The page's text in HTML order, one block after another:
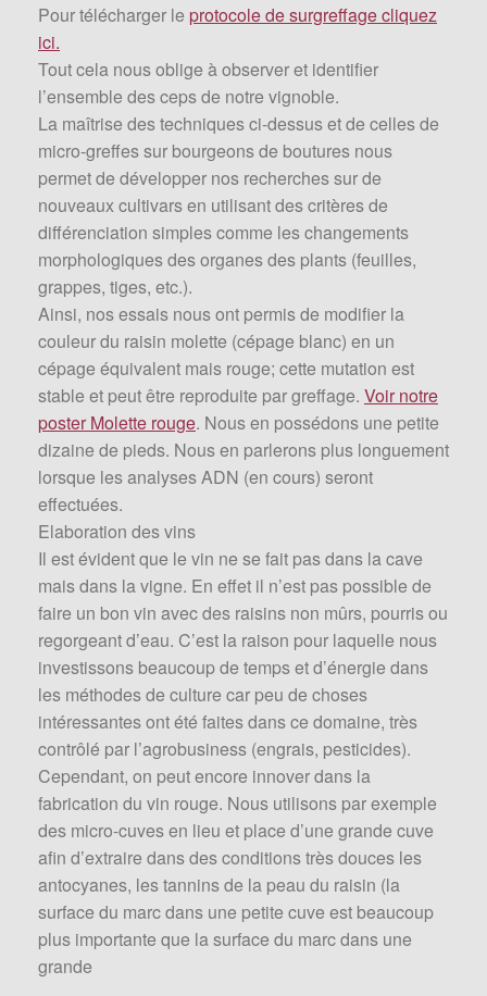
Pour télécharger le protocole de surgreffage cliquez
ici.
Tout cela nous oblige à observer et identifier
l’ensemble des ceps de notre vignoble.
La maîtrise des techniques ci-dessus et de celles de
micro-greffes sur bourgeons de boutures nous
permet de développer nos recherches sur de
nouveaux cultivars en utilisant des critères de
différenciation simples comme les changements
morphologiques des organes des plants (feuilles,
grappes, tiges, etc.).
Ainsi, nos essais nous ont permis de modifier la
couleur du raisin molette (cépage blanc) en un
cépage équivalent mais rouge; cette mutation est
stable et peut être reproduite par greffage. Voir notre
poster Molette rouge. Nous en possédons une petite
dizaine de pieds. Nous en parlerons plus longuement
lorsque les analyses ADN (en cours) seront
effectuées.
Elaboration des vins
Il est évident que le vin ne se fait pas dans la cave
mais dans la vigne. En effet il n’est pas possible de
faire un bon vin avec des raisins non mûrs, pourris ou
regorgeant d’eau. C’est la raison pour laquelle nous
investissons beaucoup de temps et d’énergie dans
les méthodes de culture car peu de choses
intéressantes ont été faites dans ce domaine, très
contrôlé par l’agrobusiness (engrais, pesticides).
Cependant, on peut encore innover dans la
fabrication du vin rouge. Nous utilisons par exemple
des micro-cuves en lieu et place d’une grande cuve
afin d’extraire dans des conditions très douces les
antocyanes, les tannins de la peau du raisin (la
surface du marc dans une petite cuve est beaucoup
plus importante que la surface du marc dans une
grande